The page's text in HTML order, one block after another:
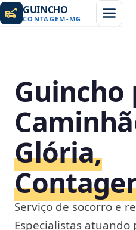
GUINCHO
CONTAGEM-MG
Guincho
Glória,
Serviço de socorro e
Especialistas atuando